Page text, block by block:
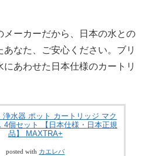
メーカーだから、日本の水との
なた、ご安心ください。ブリ
あわせた日本仕様のカートリ
浄水器 ポット カートリッジ マク
4個セット 【日本仕様・日本正規
品】 MAXTRA+
posted with カエレバ